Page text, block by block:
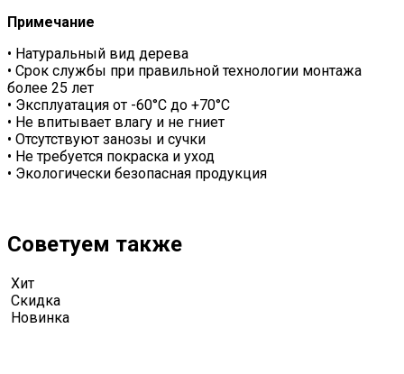
Примечание
• Натуральный вид дерева
• Срок службы при правильной технологии монтажа
более 25 лет
• Эксплуатация от -60°С до +70°С
• Не впитывает влагу и не гниет
• Отсутствуют занозы и сучки
• Не требуется покраска и уход
• Экологически безопасная продукция
Советуем также
Хит
Скидка
Новинка